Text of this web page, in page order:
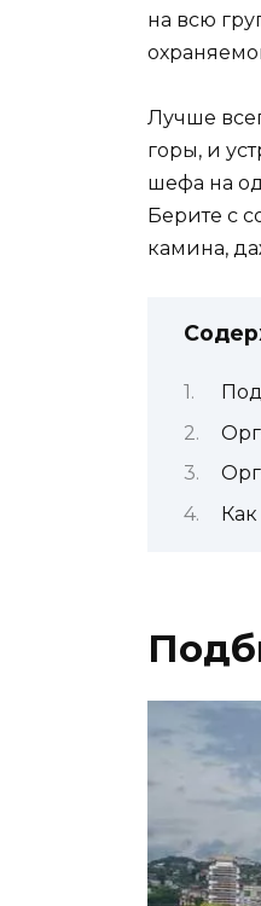
на всю
Лучше
горы, и
шефа на
Берите с
камина,